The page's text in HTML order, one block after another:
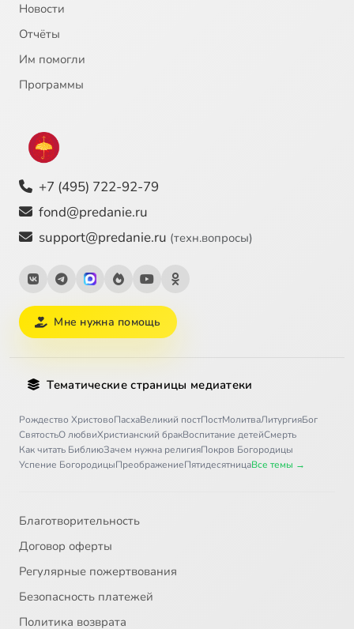
Новости
Отчёты
Им помогли
Программы
+7 (495) 722-92-79
fond@predanie.ru
support@predanie.ru (техн.вопросы)
Мне нужна помощь
Тематические страницы медиатеки
Рождество ХристовоПасхаВеликий постПостМолитваЛитургияБог
СвятостьО любвиХристианский бракВоспитание детейСмерть
Как читать БиблиюЗачем нужна религияПокров Богородицы
Успение БогородицыПреображениеПятидесятницаВсе темы →
Благотворительность
Договор оферты
Регулярные пожертвования
Безопасность платежей
Политика возврата